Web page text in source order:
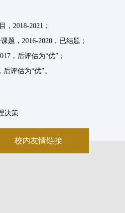
2018-2021；
题，2016-2020，已结题；
，后评估为“优”；
评估为“优”。
决策
校内友情链接